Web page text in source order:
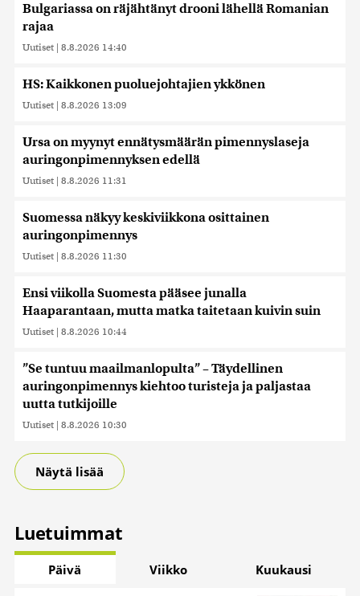
Bulgariassa on räjähtänyt drooni lähellä Romanian
rajaa
Uutiset | 8.8.2026 14:40
HS: Kaikkonen puoluejohtajien ykkönen
Uutiset | 8.8.2026 13:09
Ursa on myynyt ennätysmäärän pimennyslaseja
auringonpimennyksen edellä
Uutiset | 8.8.2026 11:31
Suomessa näkyy keskiviikkona osittainen
auringonpimennys
Uutiset | 8.8.2026 11:30
Ensi viikolla Suomesta pääsee junalla
Haaparantaan, mutta matka taitetaan kuivin suin
Uutiset | 8.8.2026 10:44
”Se tuntuu maailmanlopulta” – Täydellinen
auringonpimennys kiehtoo turisteja ja paljastaa
uutta tutkijoille
Uutiset | 8.8.2026 10:30
Näytä lisää
Luetuimmat
Päivä Viikko Kuukausi